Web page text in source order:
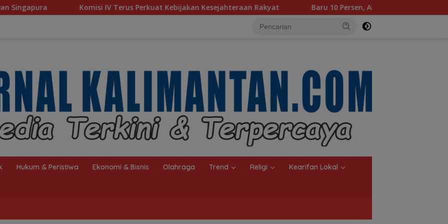
IV Terus Perkuat Kebijakan Kesejahteraan Rakyat Baru 10 Persen, Aktivasi IKD Banjarmasin Didorong Tuntas 90
Hukum & Peristiwa Ekonomi & Bisnis Olahraga Trend Religi Kearifan Lokal